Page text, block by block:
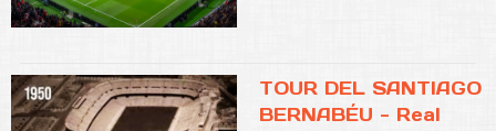
TOUR DEL SANTIAGO
BERNABÉU - Real